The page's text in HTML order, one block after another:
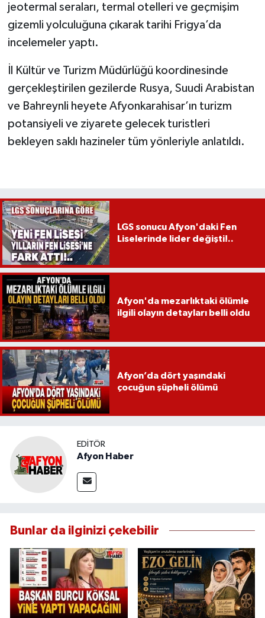
jeotermal seraları, termal otelleri ve geçmişim
gizemli yolculuğuna çıkarak tarihi Frigya’da
incelemeler yaptı.
İl Kültür ve Turizm Müdürlüğü koordinesinde
gerçekleştirilen gezilerde Rusya, Suudi Arabistan
ve Bahreynli heyete Afyonkarahisar’ın turizm
potansiyeli ve ziyarete gelecek turistleri
bekleyen saklı hazineler tüm yönleriyle anlatıldı.
LGS sonucu Afyon'daki Fen
Liselerinde lider değişti!..
Afyon'da mezarlıktaki ölümle
ilgili olayın detayları belli oldu
Afyon’da dört yaşındaki
çocuğun şüpheli ölümü
EDITÖR
Afyon Haber
Bunlar da ilginizi çekebilir